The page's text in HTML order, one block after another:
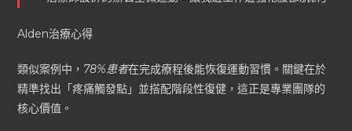
Alden治療心得
類似案例中， 78%患者在完成療程後能恢復運動習慣。關鍵在於
精準找出「疼痛觸發點」並搭配階段性復健，這正是專業團隊的
核心價值。